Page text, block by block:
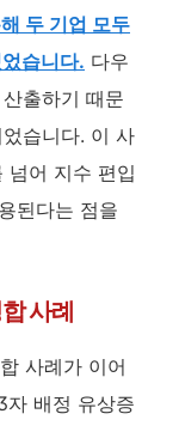
두 기업 모두
습니다. 다우
출하기 때문
습니다. 이 사
넘어 지수 편입
된다는 점을
사례
사례가 이어
자 배정 유상증